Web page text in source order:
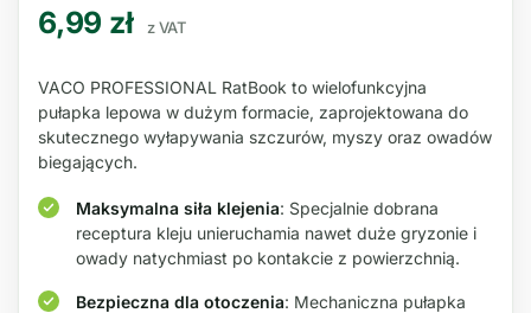
6,99 zł z VAT
VACO PROFESSIONAL RatBook to wielofunkcyjna
pułapka lepowa w dużym formacie, zaprojektowana do
skutecznego wyłapywania szczurów, myszy oraz owadów
biegających.
Maksymalna siła klejenia: Specjalnie dobrana
receptura kleju unieruchamia nawet duże gryzonie i
owady natychmiast po kontakcie z powierzchnią.
Bezpieczna dla otoczenia: Mechaniczna pułapka